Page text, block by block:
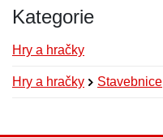
Kategorie
Hry a hračky
Hry a hračky Stavebnice